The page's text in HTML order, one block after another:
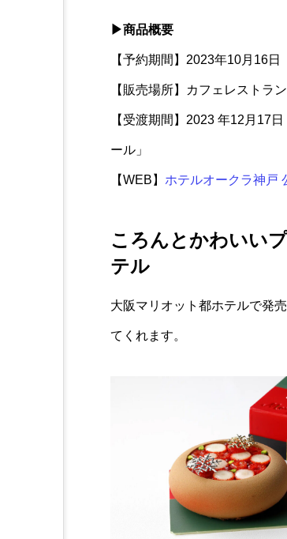
▶商品概要
【予約期間】2023年10月16
【販売場所】カフェレストラ
【受渡期間】2023 年12月17
ール」
【WEB】 ホテルオークラ神戸
ころんとかわいい
テル
大阪マリオット都ホテルで発
てくれます。